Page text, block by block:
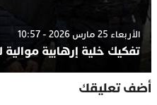
الأربعاء 25 مارس 2026 - 10:57
تفكيك خلية إرهابية
أضف تعليقك